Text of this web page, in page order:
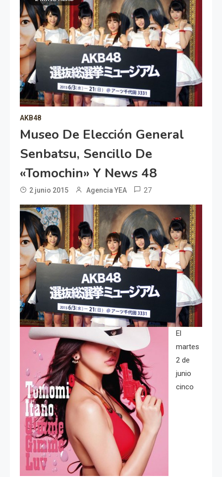
AKB48
Museo De Elección General
Senbatsu, Sencillo De
«Tomochin» Y News 48
2 junio 2015 Agencia YEA 27
El
martes
2 de
junio
cinco